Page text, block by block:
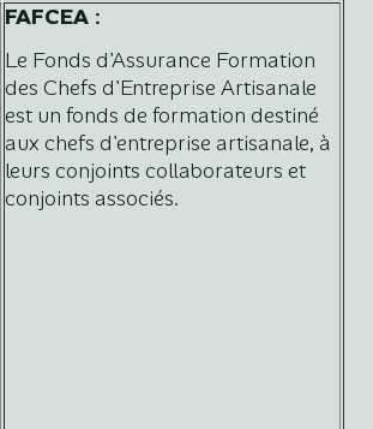
FAFCEA :
Le Fonds d'Assurance Formation
des Chefs d'Entreprise Artisanale
est un fonds de formation destiné
aux chefs d'entreprise artisanale, à
leurs conjoints collaborateurs et
conjoints associés.